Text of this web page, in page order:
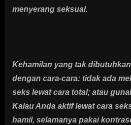
menyerang seksual.
Kehamilan yang tak
dengan cara-cara: tidak ada
seks lewat cara total; atau
Kalau Anda aktif lewat cara
hamil, selamanya pakai